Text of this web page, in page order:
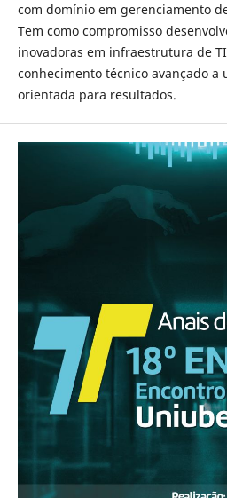
com domínio em gerenciamento
Tem como compromisso
inovadoras em infraestrutura de
conhecimento técnico avançado
orientada para resultados.